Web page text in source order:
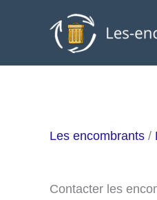
Les encombrants /
Contacter les